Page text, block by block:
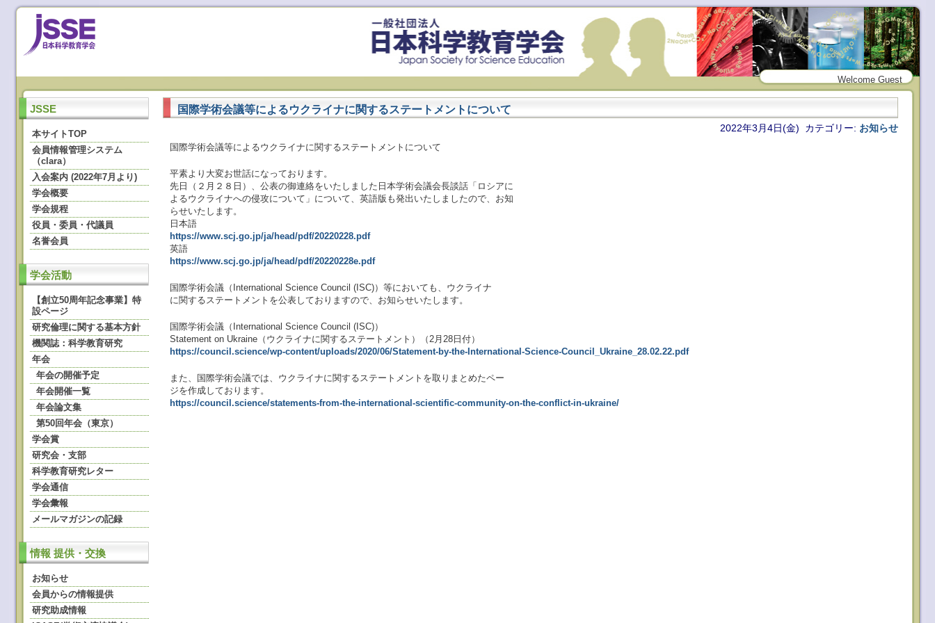
Welcome Guest
JSSE
本サイトTOP
会員情報管理システム
（clara）
入会案内 (2022年7月より)
学会概要
学会規程
役員・委員・代議員
名誉会員
学会活動
【創立50周年記念事業】特
設ページ
研究倫理に関する基本方針
機関誌：科学教育研究
年会
年会の開催予定
年会開催一覧
年会論文集
第50回年会（東京）
学会賞
研究会・支部
科学教育研究レター
学会通信
学会彙報
メールマガジンの記録
情報 提供・交換
お知らせ
会員からの情報提供
研究助成情報
国際学術会議等によるウクライナに関するステートメントについて
2022年3月4日(金) カテゴリー: お知らせ
国際学術会議等によるウクライナに関するステートメントについて
平素より大変お世話になっております。
先日（２月２８日）、公表の御連絡をいたしました日本学術会議会長談話「ロシアに
よるウクライナへの侵攻について」について、英語版も発出いたしましたので、お知
らせいたします。
日本語
https://www.scj.go.jp/ja/head/pdf/20220228.pdf
英語
https://www.scj.go.jp/ja/head/pdf/20220228e.pdf
国際学術会議（International Science Council (ISC)）等においても、ウクライナ
に関するステートメントを公表しておりますので、お知らせいたします。
国際学術会議（International Science Council (ISC)）
Statement on Ukraine（ウクライナに関するステートメント）（2月28日付）
https://council.science/wp-content/uploads/2020/06/Statement-by-the-International-Science-Council_Ukraine_28.02.22.pdf
また、国際学術会議では、ウクライナに関するステートメントを取りまとめたペー
ジを作成しております。
https://council.science/statements-from-the-international-scientific-community-on-the-conflict-in-ukraine/